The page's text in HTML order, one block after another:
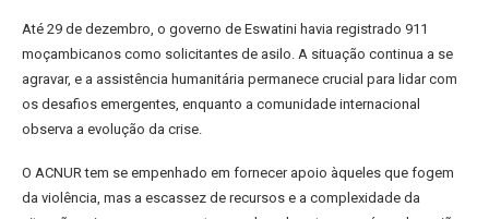
Até 29 de dezembro, o governo de Eswatini havia registrado 911
moçambicanos como solicitantes de asilo. A situação continua a se
agravar, e a assistência humanitária permanece crucial para lidar com
os desafios emergentes, enquanto a comunidade internacional
observa a evolução da crise.
O ACNUR tem se empenhado em fornecer apoio àqueles que fogem
da violência, mas a escassez de recursos e a complexidade da